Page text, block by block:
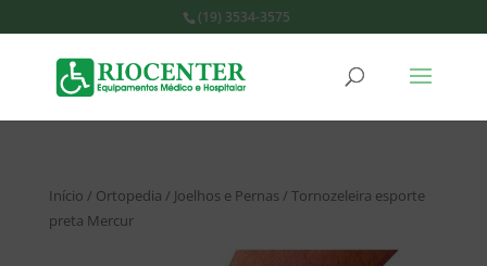
(19) 3534-3575
Início / Ortopedia / Joelhos e Pernas / Tornozeleira esporte
preta Mercur